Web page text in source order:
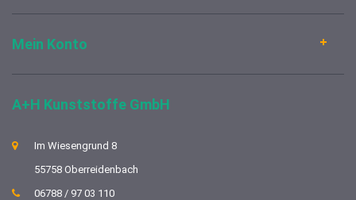
Mein Konto
A+H Kunststoffe GmbH
Im Wiesengrund 8
55758 Oberreidenbach
06788 / 97 03 110